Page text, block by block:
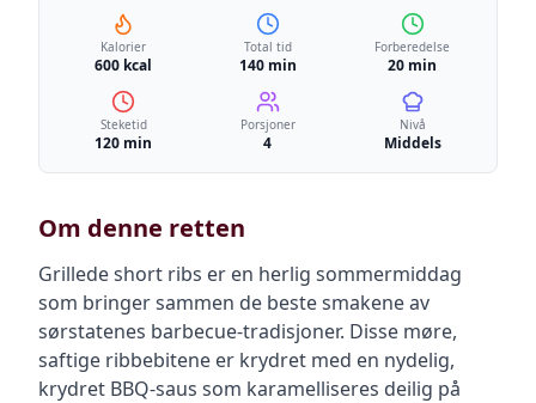
Kalorier
600 kcal
Total tid
140 min
Forberedelse
20 min
Steketid
120 min
Porsjoner
4
Nivå
Middels
Om denne retten
Grillede short ribs er en herlig sommermiddag
som bringer sammen de beste smakene av
sørstatenes barbecue-tradisjoner. Disse møre,
saftige ribbebitene er krydret med en nydelig,
krydret BBQ-saus som karamelliseres deilig på